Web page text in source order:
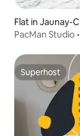
Flat in Jaunay-
Superhost
Superhost